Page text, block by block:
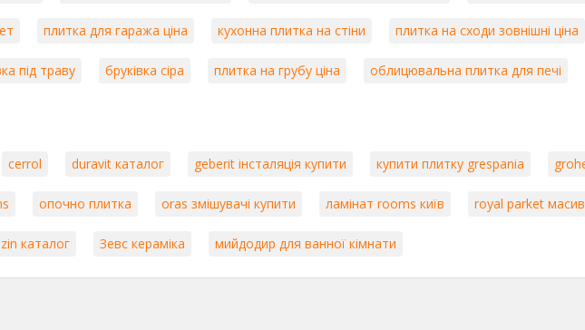
плитка для гаража ціна кухонна плитка на стіни плитка на сходи зовнішні ціна
під траву бруківка сіра плитка на грубу ціна облицювальна плитка для печі
cerrol duravit каталог geberit інсталяція купити купити плитку grespania
опочно плитка oras змішувачі купити ламінат rooms київ royal parket
каталог Зевс кераміка мийдодир для ванної кімнати